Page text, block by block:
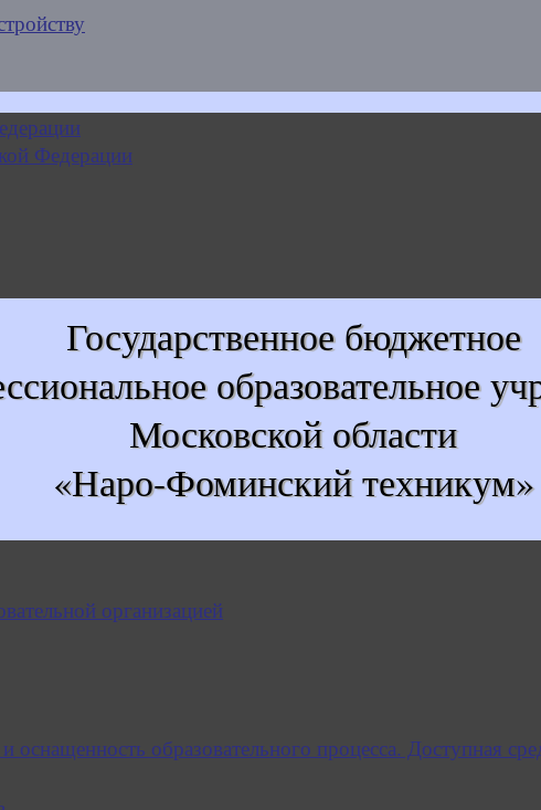
Государственное бюджетное
образовательное
Московской области
«Наро-Фоминский техникум»
организацией
оснащенность образовательного процесса. Доступная